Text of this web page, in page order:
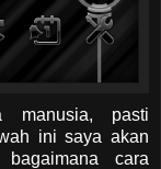
manusia, pasti
ini saya akan
cara